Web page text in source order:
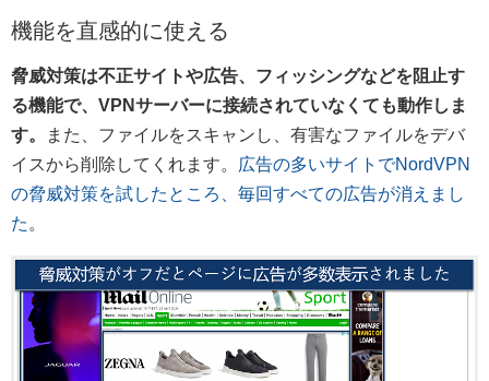
機能を直感的に使える
脅威対策は不正サイトや広告、フィッシングなどを阻止す
る機能で、VPNサーバーに接続されていなくても動作しま
す。
また、ファイルをスキャンし、有害なファイルをデバ
イスから削除してくれます。
広告の多いサイトでNordVPN
の脅威対策を試したところ、毎回すべての広告が消えまし
た 。